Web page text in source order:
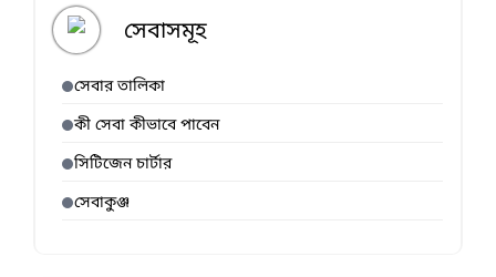
সেবাসমূহ
সেবার তালিকা
কী সেবা কীভাবে পাবেন
সিটিজেন চার্টার
সেবাকুঞ্জ